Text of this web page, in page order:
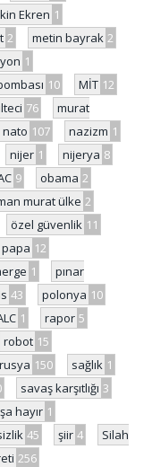
Ekren 1
2 metin bayrak 2
1
10 MİT 12
76
murat
nato 107 nazizm 1
nijer 1 nijerya 8
9 obama 2
murat ülke 2
özel güvenlik 11
papa 12
1
pınar
43 polonya 10
1 rapor 5
robot 15
rusya 150 sağlık 1
savaş karşıtlığı 3
hayır 1
45 şiir 4
Silah
256